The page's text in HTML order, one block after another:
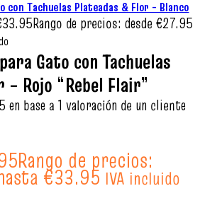
con Tachuelas Plateadas & Flor – Blanco
33.95Rango de precios: desde €27.95
Gato con Tachuelas
Rojo “Rebel Flair”
en base a 1 valoración de un cliente
Rango de precios:
€33.95 IVA incluido